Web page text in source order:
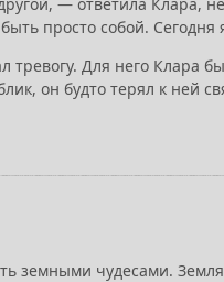
просто собой. Сегодня
тревогу. Для него Клара
он будто терял к ней
земными чудесами.